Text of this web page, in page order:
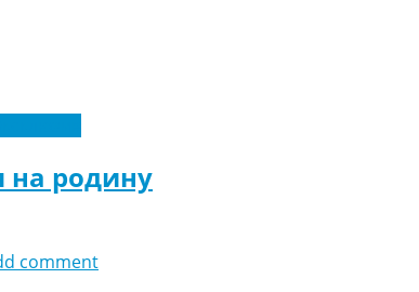
на родину
comment